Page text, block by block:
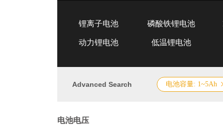
锂离子电池 磷酸铁锂电池
动力锂电池 低温锂电池
Advanced Search 电池容量: 1~5Ah
电池电压